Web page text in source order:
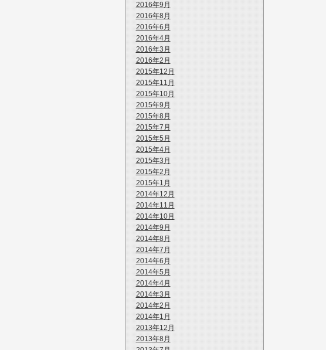
2016年9月
2016年8月
2016年6月
2016年4月
2016年3月
2016年2月
2015年12月
2015年11月
2015年10月
2015年9月
2015年8月
2015年7月
2015年5月
2015年4月
2015年3月
2015年2月
2015年1月
2014年12月
2014年11月
2014年10月
2014年9月
2014年8月
2014年7月
2014年6月
2014年5月
2014年4月
2014年3月
2014年2月
2014年1月
2013年12月
2013年8月